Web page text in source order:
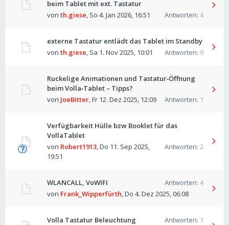
beim Tablet mit ext. Tastatur
Antworten: 4
von th.giese, So 4. Jan 2026, 16:51
externe Tastatur entlädt das Tablet im Standby
Antworten: 9
von th.giese, Sa 1. Nov 2025, 10:01
Ruckelige Animationen und Tastatur‑Öffnung
beim Volla‑Tablet – Tipps?
Antworten: 1
von JoeBitter,Fr 12. Dez 2025, 12:09
Verfügbarkeit Hülle bzw Booklet für das
VollaTablet
Antworten: 2
von Robert1913,Do 11. Sep 2025,
19:51
WLANCALL, VoWIFI Antworten: 4
von Frank_Wipperfürth,Do 4. Dez 2025, 06:08
Volla Tastatur Beleuchtung Antworten: 1